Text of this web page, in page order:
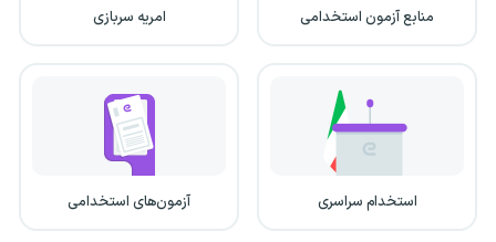
منابع آزمون استخدامی امریه سربازی
استخدام سراسری آزمون‌های استخدامی